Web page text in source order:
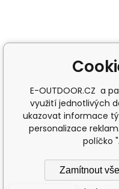
E-OUTDOOR.CZ a
využití jednotlivých
ukazovat informace
personalizace
políčko
Zamítnout vše